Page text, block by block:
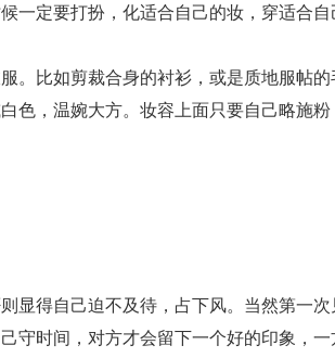
一定要打扮，化适合自己的妆，穿适合自
。比如剪裁合身的衬衫，或是质地服帖的
色，温婉大方。妆容上面只要自己略施粉
显得自己迫不及待，占下风。当然第一次
守时间，对方才会留下一个好的印象，一